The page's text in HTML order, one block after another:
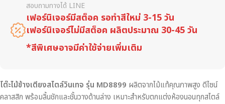
สอบถามทางได้ LINE
เฟอร์นิเจอร์มีสต็อค รอทำสีใหม่ 3-15 วัน
เฟอร์นิเจอร์ไม่มีสต็อค ผลิตประมาณ 30-45 วัน
*สีพิเศษอาจมีค่าใช้จ่ายเพิ่มเติม
โต๊ะไม้ข้างเตียงสไตล์วินเทจ รุ่น MD8899 ผลิตจากไม้แท้คุณภาพสูง ดีไซน์
คลาสสิก พร้อมลิ้นชักและชั้นวางด้านล่าง เหมาะสำหรับตกแต่งห้องนอนทุกสไตล์